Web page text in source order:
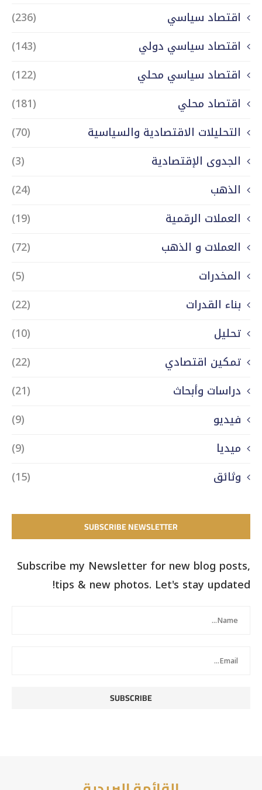
اقتصاد سياسي
(236)
اقتصاد سياسي دولي
(143)
اقتصاد سياسي محلي
(122)
اقتصاد محلي
(181)
التحليلات الاقتصادية والسياسية
(70)
الجدوى الإقتصادية
(3)
الذهب
(24)
العملات الرقمية
(19)
العملات و الذهب
(72)
المخدرات
(5)
بناء القدرات
(22)
تحليل
(10)
تمكين اقتصادي
(22)
دراسات وأبحاث
(21)
فيديو
(9)
ميديا
(9)
وثائق
(15)
SUBSCRIBE NEWSLETTER
Subscribe my Newsletter for new blog posts,
tips & new photos. Let's stay updated!